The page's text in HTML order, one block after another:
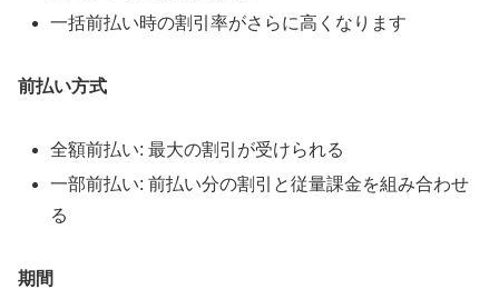
一括前払い時の割引率がさらに高くなります
前払い方式
全額前払い: 最大の割引が受けられる
一部前払い: 前払い分の割引と従量課金を組み合わせ
る
期間